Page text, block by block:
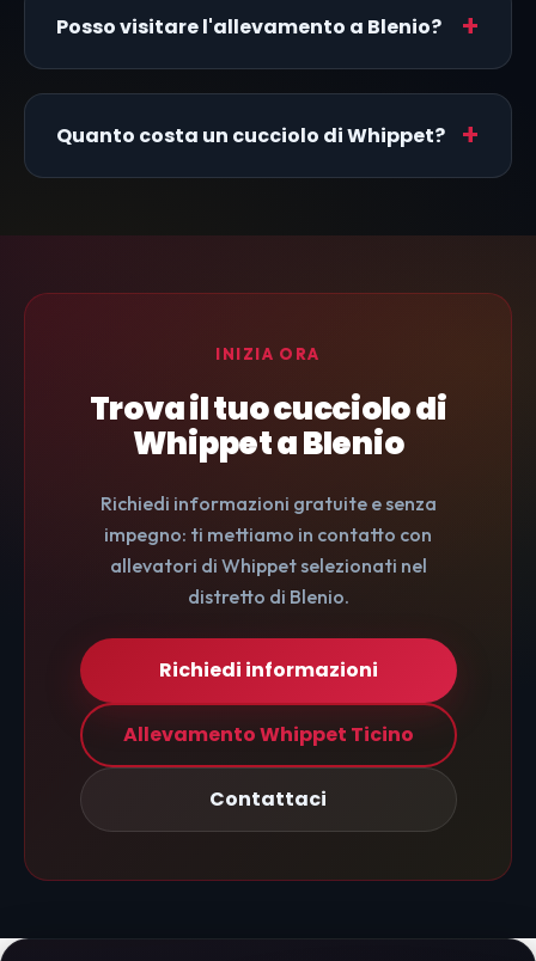
Posso visitare l'allevamento a Blenio?
Quanto costa un cucciolo di Whippet?
INIZIA ORA
Trova il tuo cucciolo di
Whippet a Blenio
Richiedi informazioni gratuite e senza
impegno: ti mettiamo in contatto con
allevatori di Whippet selezionati nel
distretto di Blenio.
Richiedi informazioni
Allevamento Whippet Ticino
Contattaci